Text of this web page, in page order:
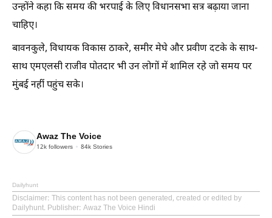
उन्होंने कहा कि समय की भरपाई के लिए विधानसभा सत्र बढ़ाया जाना
चाहिए।
बावनकुले, विधायक विकास ठाकरे, समीर मेघे और प्रवीण दटके के साथ-
साथ एमएलसी राजीव पोतदार भी उन लोगों में शामिल रहे जो समय पर
मुंबई नहीं पहुंच सके।
Awaz The Voice
12k followers 84k Stories
Dailyhunt
Disclaimer: This content has not been generated, created or edited by
Dailyhunt. Publisher: Awaz The Voice Hindi